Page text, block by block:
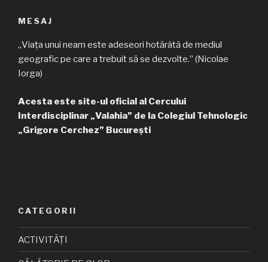
MESAJ
„Viața unui neam este adeseori hotărâtă de mediul
geografic pe care a trebuit să se dezvolte.” (Nicolae
Iorga)
Acesta este site-ul oficial al Cercului
Interdisciplinar „Valahia” de la Colegiul Tehnologic
„Grigore Cerchez” București
CATEGORII
ACTIVITĂȚI